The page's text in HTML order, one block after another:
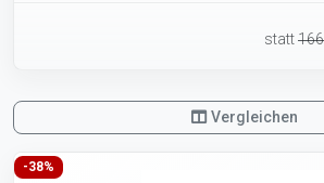
statt
Vergleichen
-38%